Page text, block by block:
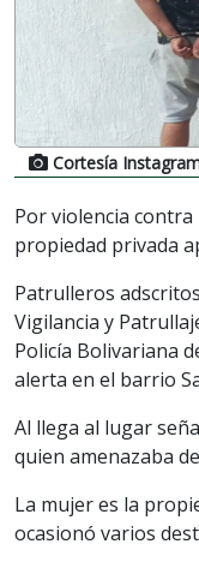
Cortesía
Por violencia
propiedad privada
Patrulleros
Vigilancia y
Policía Bolivariana
alerta en el barrio
Al llega al lugar
quien amenazaba
La mujer es la
ocasionó varios